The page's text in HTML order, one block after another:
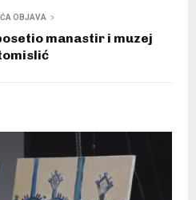
OBJAVA
manastir i muzej